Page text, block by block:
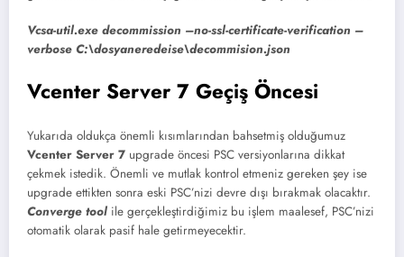
Vcsa-util.exe decommission –no-ssl-certificate-verification –
verbose C:\dosyaneredeise\decommision.json
Vcenter Server 7 Geçiş Öncesi
Yukarıda oldukça önemli kısımlarından bahsetmiş olduğumuz
Vcenter Server 7 upgrade öncesi PSC versiyonlarına dikkat
çekmek istedik. Önemli ve mutlak kontrol etmeniz gereken şey ise
upgrade ettikten sonra eski PSC’nizi devre dışı bırakmak olacaktır.
Converge tool ile gerçekleştirdiğimiz bu işlem maalesef, PSC’nizi
otomatik olarak pasif hale getirmeyecektir.